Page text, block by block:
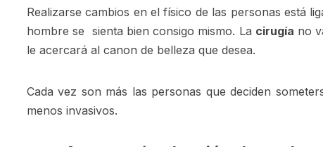
Realizarse cambios en el físico de las personas está
hombre se sienta bien consigo mismo. La cirugía no
le acercará al canon de belleza que desea.
Cada vez son más las personas que deciden
menos invasivos.